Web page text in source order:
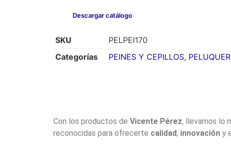
Descargar catálogo
SKU
PELPEI170
Categorías
PEINES Y CEPILLOS,
Con los productos de Vicente Pérez, llevamos lo
reconocidas para ofrecerte calidad, innovacióny